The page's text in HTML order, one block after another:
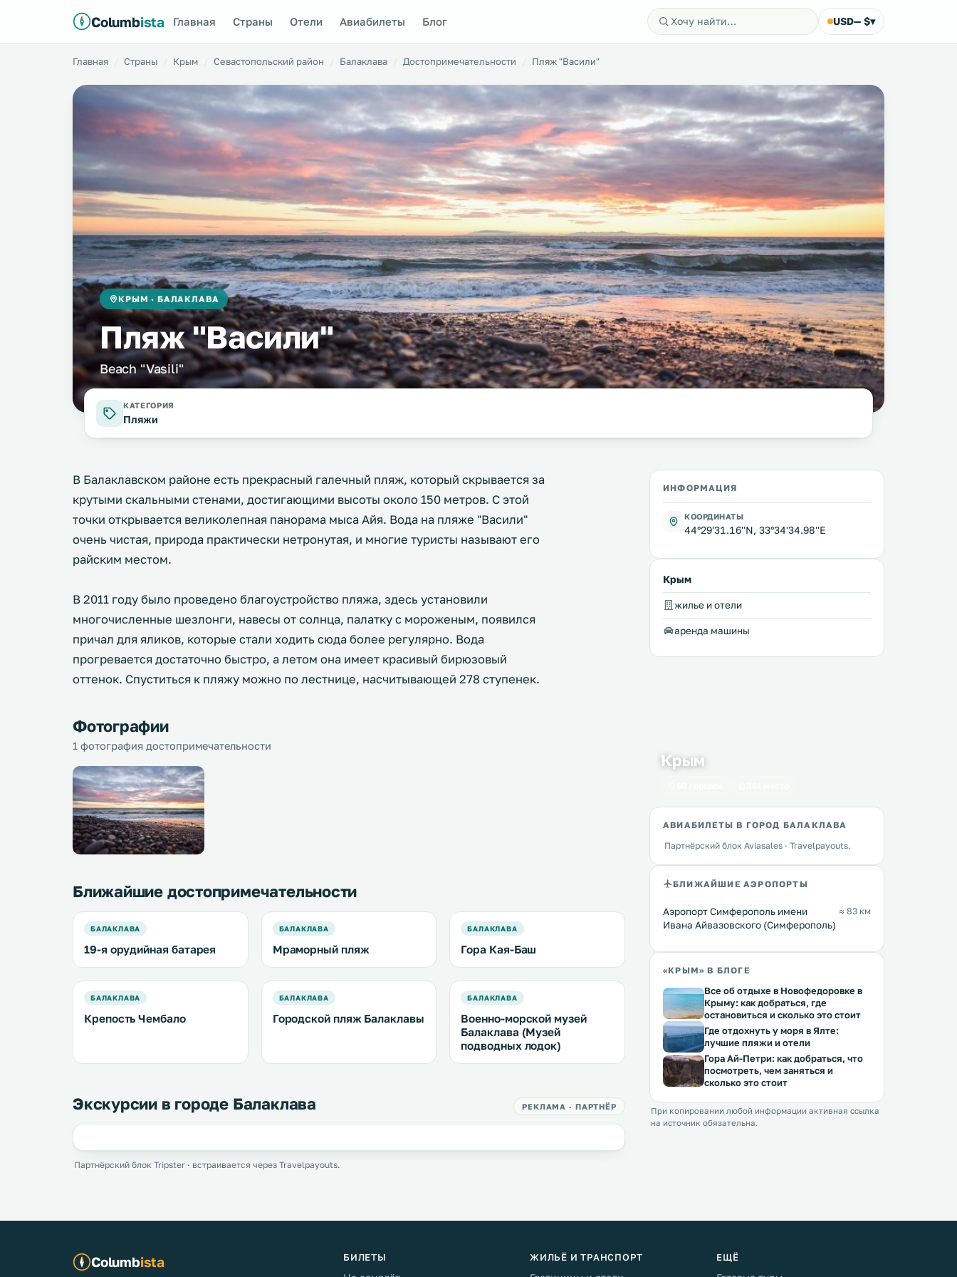
Columbista Главная Страны Отели Авиабилеты Блог USD— $▾
Главная Страны Крым Севастопольский район Балаклава Достопримечательности Пляж "Васили"
КРЫМ · БАЛАКЛАВА
Пляж "Васили"
Beach "Vasili"
КАТЕГОРИЯ
Пляжи
В Балаклавском районе есть прекрасный галечный пляж, который скрывается за
крутыми скальными стенами, достигающими высоты около 150 метров. С этой
точки открывается великолепная панорама мыса Айя. Вода на пляже "Васили"
очень чистая, природа практически нетронутая, и многие туристы называют его
райским местом.
В 2011 году было проведено благоустройство пляжа, здесь установили
многочисленные шезлонги, навесы от солнца, палатку с мороженым, появился
причал для яликов, которые стали ходить сюда более регулярно. Вода
прогревается достаточно быстро, а летом она имеет красивый бирюзовый
оттенок. Спуститься к пляжу можно по лестнице, насчитывающей 278 ступенек.
Фотографии
1 фотография достопримечательности
Ближайшие достопримечательности
БАЛАКЛАВА
19-я орудийная батарея
БАЛАКЛАВА
Мраморный пляж
БАЛАКЛАВА
Гора Кая-Баш
БАЛАКЛАВА
Крепость Чембало
БАЛАКЛАВА
Городской пляж Балаклавы
БАЛАКЛАВА
Военно-морской музей
Балаклава (Музей
подводных лодок)
Экскурсии в городе Балаклава РЕКЛАМА · ПАРТНЁР
Партнёрский блок Tripster · встраивается через Travelpayouts.
ИНФОРМАЦИЯ
КООРДИНАТЫ
44°29'31.16''N, 33°34'34.98''E
Крым
жилье и отели
аренда машины
Крым
АВИАБИЛЕТЫ В ГОРОД БАЛАКЛАВА
Партнёрский блок Aviasales · Travelpayouts.
БЛИЖАЙШИЕ АЭРОПОРТЫ
Аэропорт Симферополь имени
Ивана Айвазовского (Симферополь)
≈ 83 км
«КРЫМ» В БЛОГЕ
Все об отдыхе в Новофедоровке в
Крыму: как добраться, где
остановиться и сколько это стоит
Где отдохнуть у моря в Ялте:
лучшие пляжи и отели
Гора Ай-Петри: как добраться, что
посмотреть, чем заняться и
сколько это стоит
При копировании любой информации активная ссылка
на источник обязательна.
Columbista БИЛЕТЫ ЖИЛЬЁ И ТРАНСПОРТ ЕЩЁ